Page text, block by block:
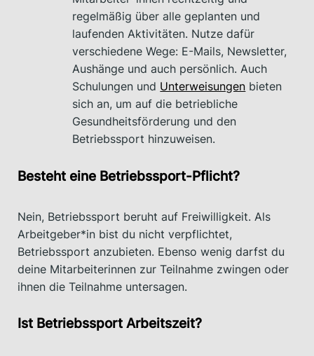
regelmäßig über alle geplanten und
laufenden Aktivitäten. Nutze dafür
verschiedene Wege: E-Mails, Newsletter,
Aushänge und auch persönlich. Auch
Schulungen und Unterweisungen bieten
sich an, um auf die betriebliche
Gesundheitsförderung und den
Betriebssport hinzuweisen.
Besteht eine Betriebssport-Pflicht?
Nein, Betriebssport beruht auf Freiwilligkeit. Als
Arbeitgeber*in bist du nicht verpflichtet,
Betriebssport anzubieten. Ebenso wenig darfst du
deine Mitarbeiterinnen zur Teilnahme zwingen oder
ihnen die Teilnahme untersagen.
Ist Betriebssport Arbeitszeit?